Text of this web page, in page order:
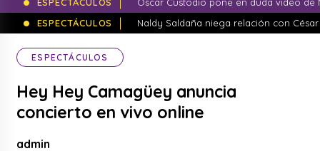
ESPECTÁCULOS
Naldy Saldaña niega relación con
ESPECTÁCULOS
Hey Hey Camagüey anuncia
concierto en vivo online
admin